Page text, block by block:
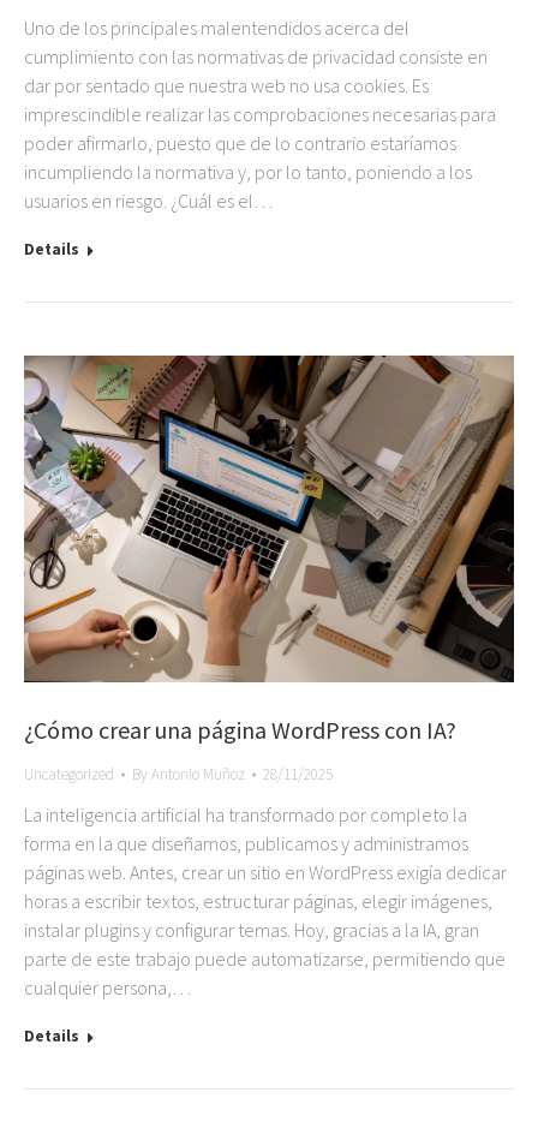
Uno de los principales malentendidos acerca del
cumplimiento con las normativas de privacidad consiste en
dar por sentado que nuestra web no usa cookies. Es
imprescindible realizar las comprobaciones necesarias para
poder afirmarlo, puesto que de lo contrario estaríamos
incumpliendo la normativa y, por lo tanto, poniendo a los
usuarios en riesgo. ¿Cuál es el…
Details
¿Cómo crear una página WordPress con IA?
Uncategorized ByAntonio Muñoz 28/11/2025
La inteligencia artificial ha transformado por completo la
forma en la que diseñamos, publicamos y administramos
páginas web. Antes, crear un sitio en WordPress exigía dedicar
horas a escribir textos, estructurar páginas, elegir imágenes,
instalar plugins y configurar temas. Hoy, gracias a la IA, gran
parte de este trabajo puede automatizarse, permitiendo que
cualquier persona,…
Details